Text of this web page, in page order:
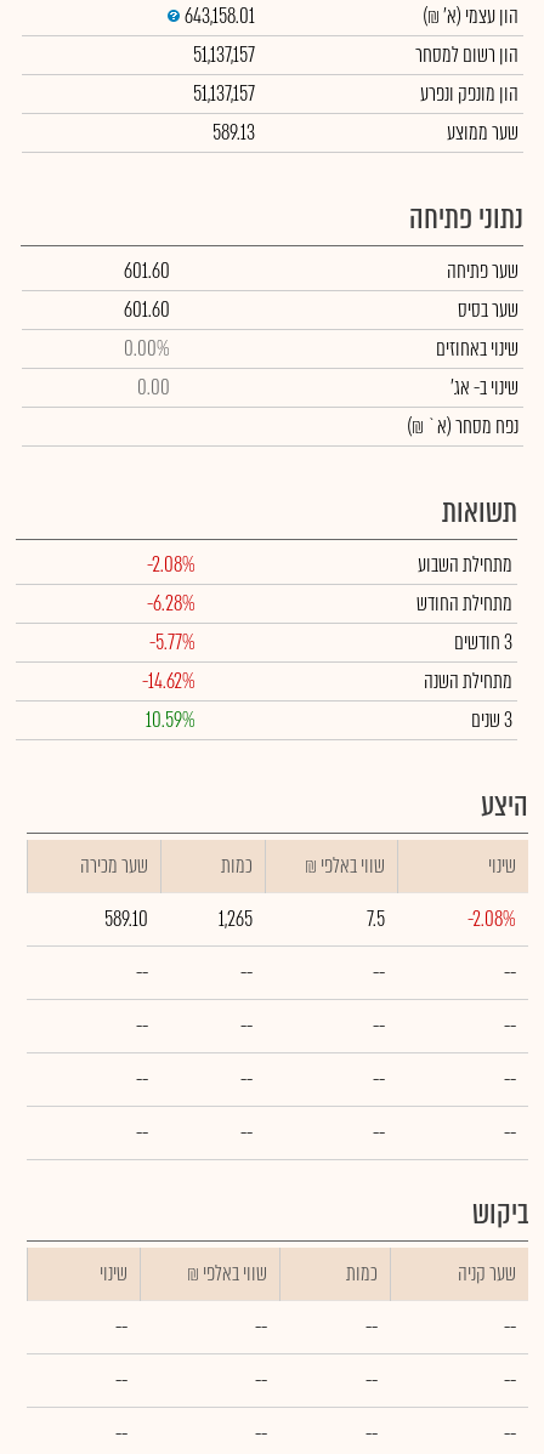
הון עצמי (א' ₪)
643,158.01
הון רשום למסחר
51,137,157
הון מונפק ונפרע
51,137,157
שער ממוצע
589.13
נתוני פתיחה
שער פתיחה
601.60
שער בסיס
601.60
שינוי באחוזים
0.00%
שינויב- אג'
0.00
נפח מסחר(א` ₪)
תשואות
מתחילת השבוע
-2.08%
מתחילת החודש
-6.28%
3 חודשים
-5.77%
מתחילת השנה
-14.62%
3 שנים
10.59%
היצע
שינוי ₪ שווי באלפי כמות
שער מכירה
-2.08%
7.5
1,265
589.10
--
--
--
--
--
--
--
--
--
--
--
--
--
--
--
--
ביקוש
שער קניה כמות ₪ שווי באלפי
שינוי
--
--
--
--
--
--
--
--
--
--
--
--